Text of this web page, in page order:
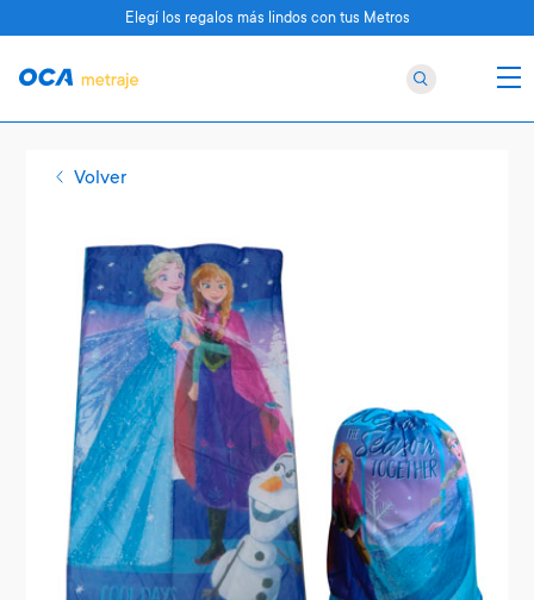
Volver
Elegí los regalos más lindos con tus Metros